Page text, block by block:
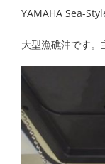
YAMAHA Sea-
大型漁礁沖です